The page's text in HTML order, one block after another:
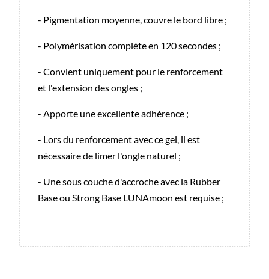
- Pigmentation moyenne, couvre le bord libre ;
- Polymérisation complète en 120 secondes ;
- Convient uniquement pour le renforcement
et l'extension des ongles ;
- Apporte une excellente adhérence ;
- Lors du renforcement avec ce gel, il est
nécessaire de limer l'ongle naturel ;
- Une sous couche d'accroche avec la Rubber
Base ou Strong Base LUNAmoon est requise ;